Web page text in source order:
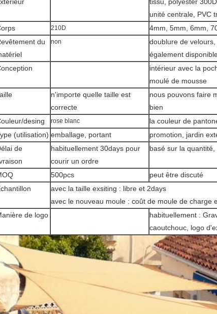
unité centrale, PVC
210D
4mm, 5mm, 6mm,
du
non
doublure de
également
intérieur avec la
moulé de mousse
n'importe quelle taille est
correcte
nous pouvons faire
bien
desing
rose blanc
la couleur de
(utilisation) emballage, portant
promotion, jardin
de
habituellement 30days pour
courir un ordre
basé sur la
500pcs
peut être discuté
avec la taille exsiting : libre et 2days
avec le nouveau moule : coût de moule de charge
de logo
habituellement :
caoutchouc, logo